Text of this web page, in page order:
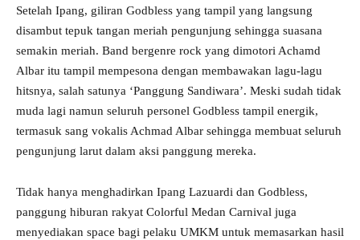
Setelah Ipang, giliran Godbless yang tampil yang langsung
disambut tepuk tangan meriah pengunjung sehingga suasana
semakin meriah. Band bergenre rock yang dimotori Achamd
Albar itu tampil mempesona dengan membawakan lagu-lagu
hitsnya, salah satunya ‘Panggung Sandiwara’. Meski sudah tidak
muda lagi namun seluruh personel Godbless tampil energik,
termasuk sang vokalis Achmad Albar sehingga membuat seluruh
pengunjung larut dalam aksi panggung mereka.
Tidak hanya menghadirkan Ipang Lazuardi dan Godbless,
panggung hiburan rakyat Colorful Medan Carnival juga
menyediakan space bagi pelaku UMKM untuk memasarkan hasil